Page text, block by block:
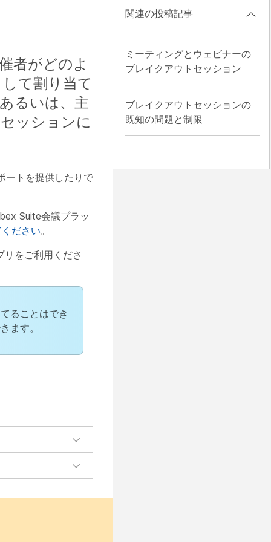
者がどのよ
て割り当て
るいは、主
ッションに
ートを提供したりで
Suite会議プラッ
ださい。
をご利用くださ
ることはでき
ます。
関連の投稿記事
ミーティングとウェビナーの
ブレイクアウトセッション
ブレイクアウトセッションの
既知の問題と制限